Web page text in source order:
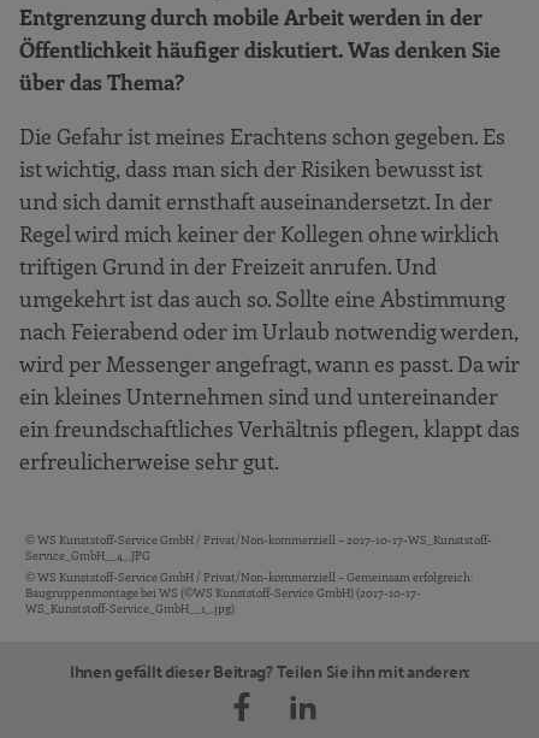
Entgrenzung durch mobile Arbeit werden in der
Öffentlichkeit häufiger diskutiert. Was denken Sie
über das Thema?
Die Gefahr ist meines Erachtens schon gegeben. Es
ist wichtig, dass man sich der Risiken bewusst ist
und sich damit ernsthaft auseinandersetzt. In der
Regel wird mich keiner der Kollegen ohne wirklich
triftigen Grund in der Freizeit anrufen. Und
umgekehrt ist das auch so. Sollte eine Abstimmung
nach Feierabend oder im Urlaub notwendig werden,
wird per Messenger angefragt, wann es passt. Da wir
ein kleines Unternehmen sind und untereinander
ein freundschaftliches Verhältnis pflegen, klappt das
erfreulicherweise sehr gut.
Bildquellen und Copyright-Hinweise
© WS Kunststoff-Service GmbH / Privat/Non-kommerziell – 2017-10-17-WS_Kunststoff-
Service_GmbH__4_.JPG
© WS Kunststoff-Service GmbH / Privat/Non-kommerziell – Gemeinsam erfolgreich:
Baugruppenmontage bei WS (©WS Kunststoff-Service GmbH) (2017-10-17-
WS_Kunststoff-Service_GmbH__1_.jpg)
Ihnen gefällt dieser Beitrag? Teilen Sie ihn mit anderen: